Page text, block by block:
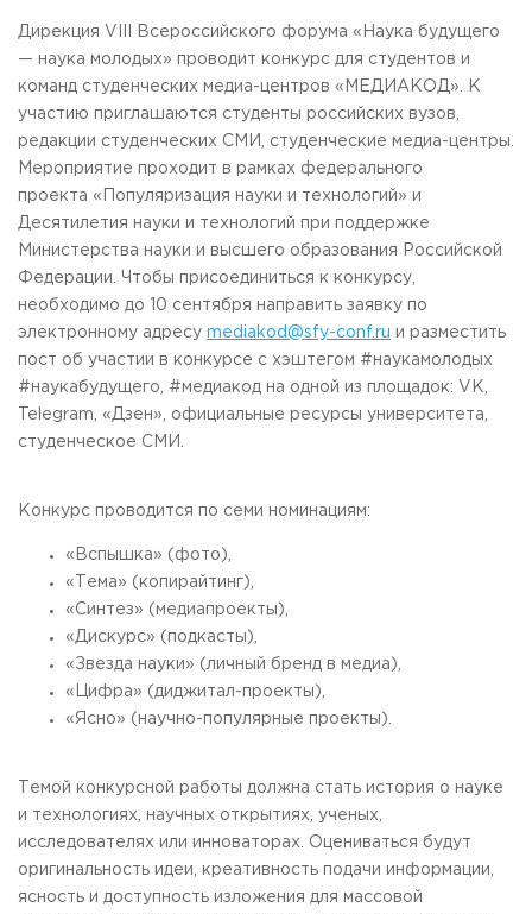
Work with disabled and handicapped people
Contacts
системе ВО
Federal educational and methodical association in the
system of secondary vocational education
Competition of teaching staff
Information about educational organization
ORDER A CALLBACK
Moscow region, 141221
TELEPHONES:
+7 (495) 940 83 00
E-MAIL
obrashenia@rguts.ru
Fr: from 09:00 to 16:45;
Дирекция VIII Всероссийского форума «Наука будущего
— наука молодых» проводит конкурс для студентов и
команд студенческих медиа-центров «МЕДИАКОД». К
участию приглашаются студенты российских вузов,
редакции студенческих СМИ, студенческие медиа-центры.
Мероприятие проходит в рамках федерального
проекта «Популяризация науки и технологий» и
Десятилетия науки и технологий при поддержке
Министерства науки и высшего образования Российской
Федерации. Чтобы присоединиться к конкурсу,
необходимо до 10 сентября направить заявку по
электронному адресу mediakod@sfy-conf.ru и разместить
пост об участии в конкурсе с хэштегом #наукамолодых
#наукабудущего, #медиакод на одной из площадок: VK,
Telegram, «Дзен», официальные ресурсы университета,
студенческое СМИ.
Конкурс проводится по семи номинациям:
«Вспышка» (фото),
«Тема» (копирайтинг),
«Синтез» (медиапроекты),
«Дискурс» (подкасты),
«Звезда науки» (личный бренд в медиа),
«Цифра» (диджитал-проекты),
«Ясно» (научно-популярные проекты).
Темой конкурсной работы должна стать история о науке
и технологиях, научных открытиях, ученых,
исследователях или инноваторах. Оцениваться будут
оригинальность идеи, креативность подачи информации,
ясность и доступность изложения для массовой